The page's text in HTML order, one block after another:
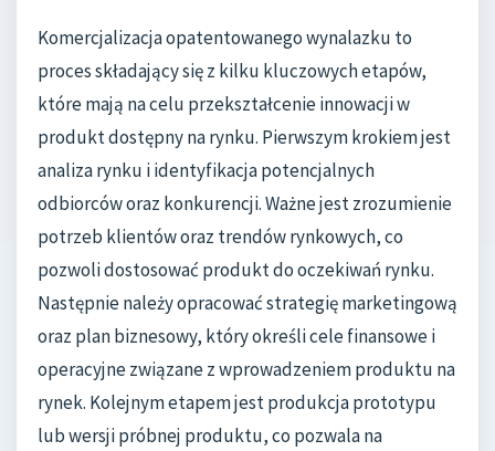
Komercjalizacja opatentowanego wynalazku to
proces składający się z kilku kluczowych etapów,
które mają na celu przekształcenie innowacji w
produkt dostępny na rynku. Pierwszym krokiem jest
analiza rynku i identyfikacja potencjalnych
odbiorców oraz konkurencji. Ważne jest zrozumienie
potrzeb klientów oraz trendów rynkowych, co
pozwoli dostosować produkt do oczekiwań rynku.
Następnie należy opracować strategię marketingową
oraz plan biznesowy, który określi cele finansowe i
operacyjne związane z wprowadzeniem produktu na
rynek. Kolejnym etapem jest produkcja prototypu
lub wersji próbnej produktu, co pozwala na